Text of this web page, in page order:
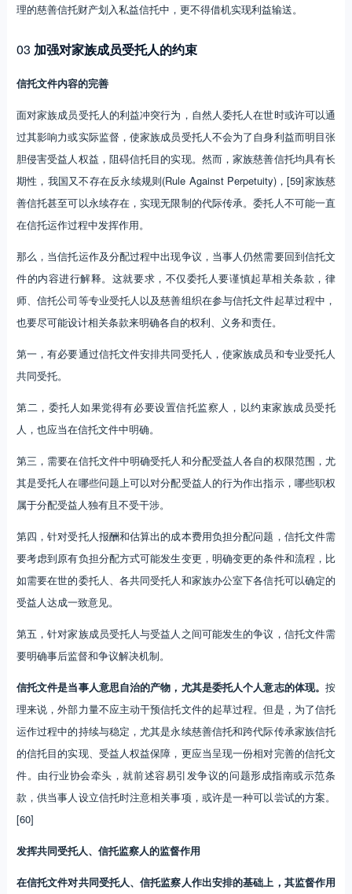
理的慈善信托财产划入私益信托中，更不得借机实现利益输送。
03 加强对家族成员受托人的约束
信托文件内容的完善
面对家族成员受托人的利益冲突行为，自然人委托人在世时或许可以通
过其影响力或实际监督，使家族成员受托人不会为了自身利益而明目张
胆侵害受益人权益，阻碍信托目的实现。然而，家族慈善信托均具有长
期性，我国又不存在反永续规则(Rule Against Perpetuity)，[59]家族慈
善信托甚至可以永续存在，实现无限制的代际传承。委托人不可能一直
在信托运作过程中发挥作用。
那么，当信托运作及分配过程中出现争议，当事人仍然需要回到信托文
件的内容进行解释。这就要求，不仅委托人要谨慎起草相关条款，律
师、信托公司等专业受托人以及慈善组织在参与信托文件起草过程中，
也要尽可能设计相关条款来明确各自的权利、义务和责任。
第一，有必要通过信托文件安排共同受托人，使家族成员和专业受托人
共同受托。
第二，委托人如果觉得有必要设置信托监察人，以约束家族成员受托
人，也应当在信托文件中明确。
第三，需要在信托文件中明确受托人和分配受益人各自的权限范围，尤
其是受托人在哪些问题上可以对分配受益人的行为作出指示，哪些职权
属于分配受益人独有且不受干涉。
第四，针对受托人报酬和估算出的成本费用负担分配问题，信托文件需
要考虑到原有负担分配方式可能发生变更，明确变更的条件和流程，比
如需要在世的委托人、各共同受托人和家族办公室下各信托可以确定的
受益人达成一致意见。
第五，针对家族成员受托人与受益人之间可能发生的争议，信托文件需
要明确事后监督和争议解决机制。
信托文件是当事人意思自治的产物，尤其是委托人个人意志的体现。按
理来说，外部力量不应主动干预信托文件的起草过程。但是，为了信托
运作过程中的持续与稳定，尤其是永续慈善信托和跨代际传承家族信托
的信托目的实现、受益人权益保障，更应当呈现一份相对完善的信托文
件。由行业协会牵头，就前述容易引发争议的问题形成指南或示范条
款，供当事人设立信托时注意相关事项，或许是一种可以尝试的方案。
[60]
发挥共同受托人、信托监察人的监督作用
在信托文件对共同受托人、信托监察人作出安排的基础上，其监督作用